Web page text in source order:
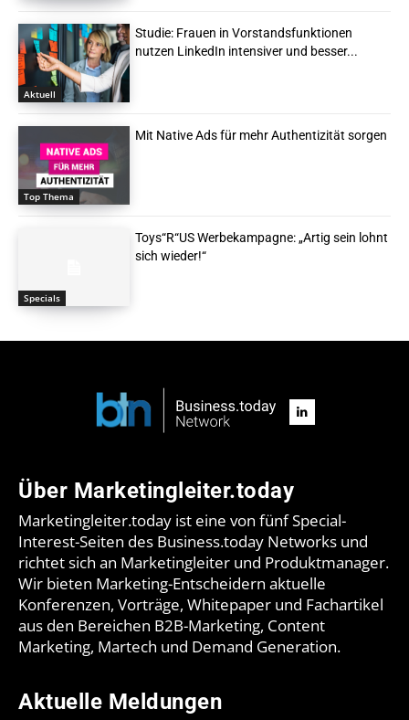
Aktuell
Studie: Frauen in Vorstandsfunktionen
nutzen LinkedIn intensiver und besser...
Top Thema
Mit Native Ads für mehr Authentizität sorgen
Specials
Toys“R“US Werbekampagne: „Artig sein lohnt
sich wieder!“
Über Marketingleiter.today
Marketingleiter.today ist eine von fünf Special-
Interest-Seiten des Business.today Networks und
richtet sich an Marketingleiter und Produktmanager.
Wir bieten Marketing-Entscheidern aktuelle
Konferenzen, Vorträge, Whitepaper und Fachartikel
aus den Bereichen B2B-Marketing, Content
Marketing, Martech und Demand Generation.
Aktuelle Meldungen